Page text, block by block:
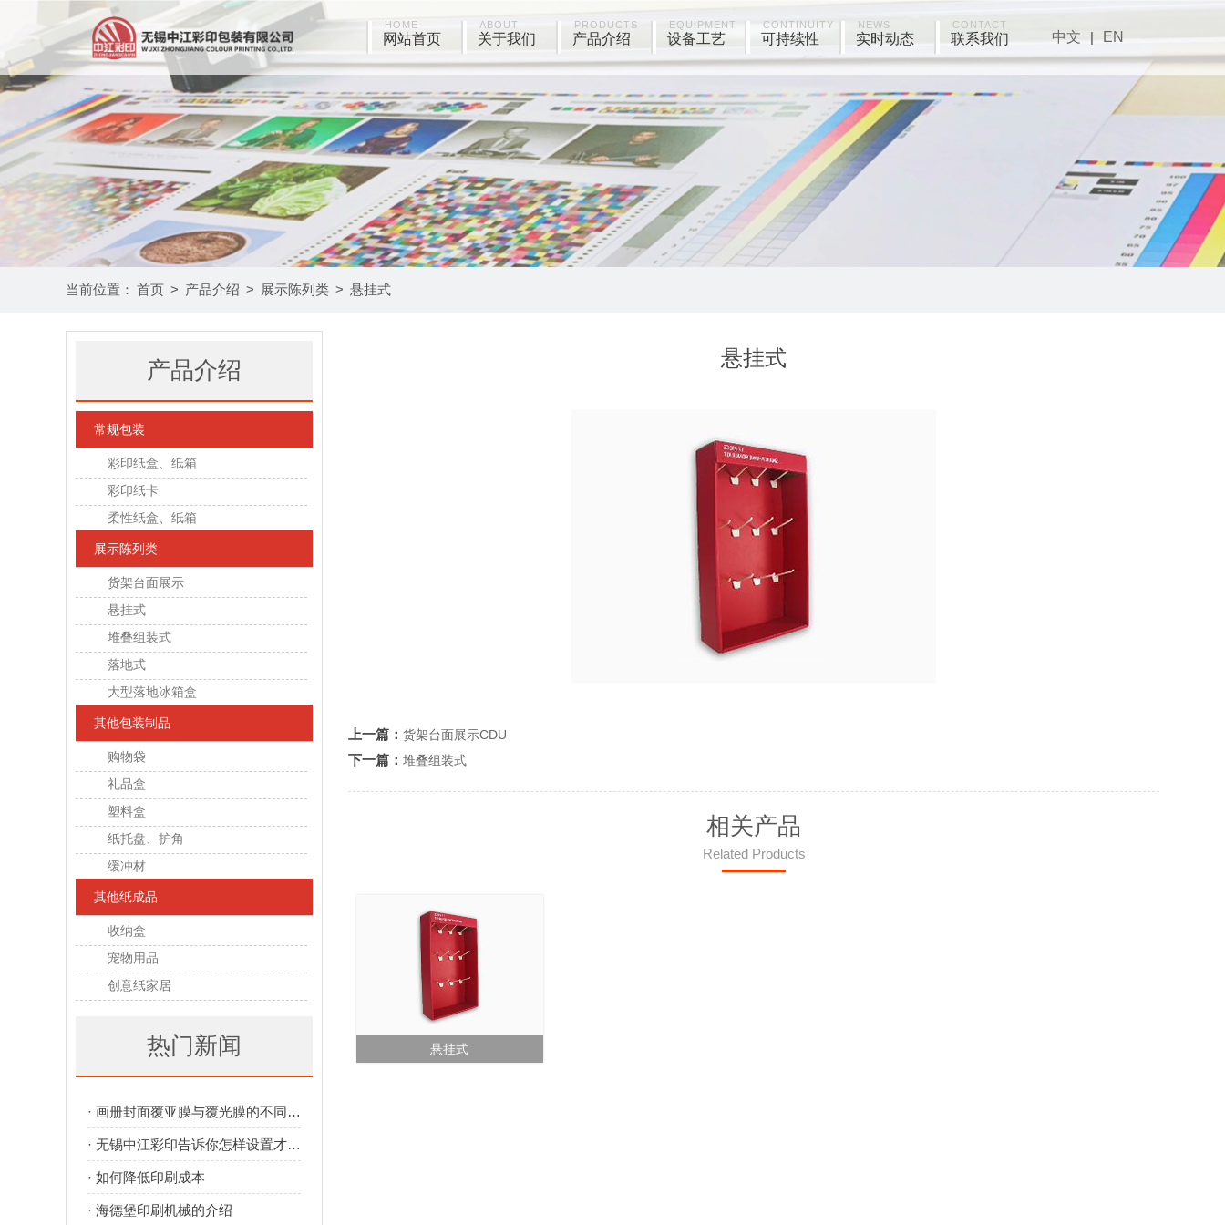
中文 | EN
HOME
网站首页
ABOUT
关于我们
PRODUCTS
产品介绍
EQUIPMENT
设备工艺
CONTINUITY
可持续性
NEWS
实时动态
CONTACT
联系我们
当前位置： 首页 > 产品介绍 > 展示陈列类 > 悬挂式
产品介绍
常规包装
彩印纸盒、纸箱
彩印纸卡
柔性纸盒、纸箱
展示陈列类
货架台面展示
悬挂式
堆叠组装式
落地式
大型落地冰箱盒
其他包装制品
购物袋
礼品盒
塑料盒
纸托盘、护角
缓冲材
其他纸成品
收纳盒
宠物用品
创意纸家居
热门新闻
· 画册封面覆亚膜与覆光膜的不同效果
· 无锡中江彩印告诉你怎样设置才出血才正确
· 如何降低印刷成本
· 海德堡印刷机械的介绍
悬挂式
上一篇： 货架台面展示CDU
下一篇： 堆叠组装式
相关产品
Related Products
悬挂式